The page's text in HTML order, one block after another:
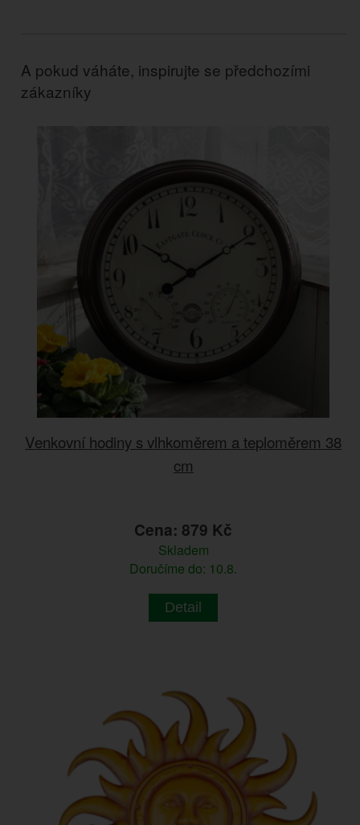
A pokud váháte, inspirujte se předchozími
zákazníky
Venkovní hodiny s vlhkoměrem a teploměrem 38
cm
Cena: 879 Kč
Skladem
Doručíme do: 10.8.
Detail